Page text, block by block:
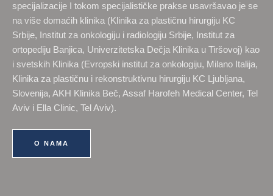
specijalizacije I tokom specijalističke prakse usavršavao je se
na više domaćih klinika (Klinika za plastičnu hirurgiju KC
Srbije, Institut za onkologiju i radiologiju Srbije, Institut za
ortopediju Banjica, Univerzitetska Dečja Klinika u Tiršovoj) kao
i svetskih Klinika (Evropski institut za onkologiju, Milano Italija,
Klinika za plastičnu i rekonstruktivnu hirurgiju KC Ljubljana,
Slovenija, AKH Klinika Beč, Assaf Harofeh Medical Center, Tel
Aviv i Ella Clinic, Tel Aviv).
O NAMA